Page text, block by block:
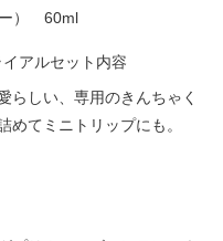
ー） 60ml
らしい、専用のきんちゃく
めてミニトリップにも。